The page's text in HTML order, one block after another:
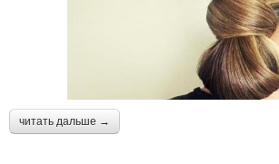
читать дальше →